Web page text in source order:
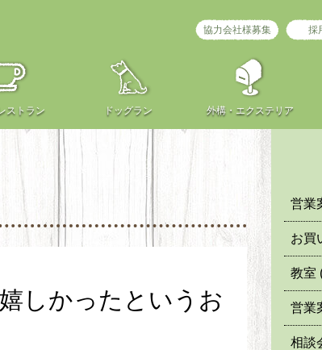
ストラン ドッグラン 外構・ エクステリア
協力会社様募集 採
しかったというお
営業
お買
教室
営業
相談